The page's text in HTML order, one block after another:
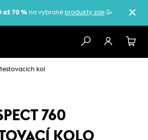
až 70 % na vybrané produkty zde.🥳
kol
760
KOLO